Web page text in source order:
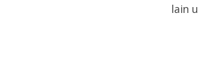
lain